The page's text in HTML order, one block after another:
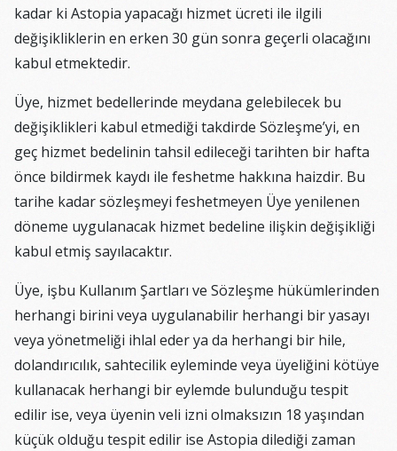
kadar ki Astopia yapacağı hizmet ücreti ile ilgili
değişikliklerin en erken 30 gün sonra geçerli olacağını
kabul etmektedir.
Üye, hizmet bedellerinde meydana gelebilecek bu
değişiklikleri kabul etmediği takdirde Sözleşme’yi, en
geç hizmet bedelinin tahsil edileceği tarihten bir hafta
önce bildirmek kaydı ile feshetme hakkına haizdir. Bu
tarihe kadar sözleşmeyi feshetmeyen Üye yenilenen
döneme uygulanacak hizmet bedeline ilişkin değişikliği
kabul etmiş sayılacaktır.
Üye, işbu Kullanım Şartları ve Sözleşme hükümlerinden
herhangi birini veya uygulanabilir herhangi bir yasayı
veya yönetmeliği ihlal eder ya da herhangi bir hile,
dolandırıcılık, sahtecilik eyleminde veya üyeliğini kötüye
kullanacak herhangi bir eylemde bulunduğu tespit
edilir ise, veya üyenin veli izni olmaksızın 18 yaşından
küçük olduğu tespit edilir ise Astopia dilediği zaman